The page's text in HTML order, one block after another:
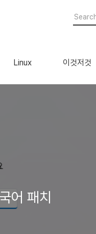
Linux 이것저것
어 패치